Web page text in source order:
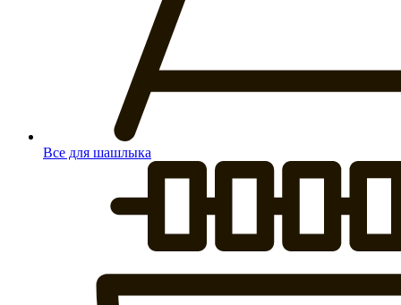
Все для шашлыка